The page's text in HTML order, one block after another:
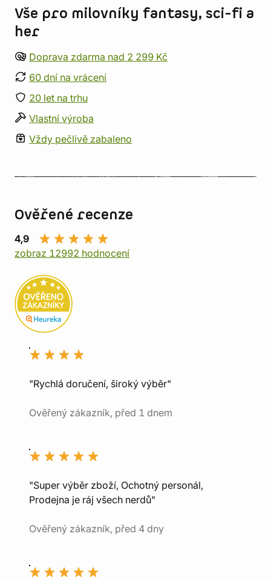
Vše pro milovníky fantasy, sci-fi a
her
Doprava zdarma nad 2 299 Kč
60 dní na vrácení
20 let na trhu
Vlastní výroba
Vždy pečlivě zabaleno
Ověřené recenze
4,9
zobraz 12992 hodnocení
"Rychlá doručení, široký výběr"
Ověřený zákazník, před 1 dnem
"Super výběr zboží, Ochotný personál,
Prodejna je ráj všech nerdů"
Ověřený zákazník, před 4 dny